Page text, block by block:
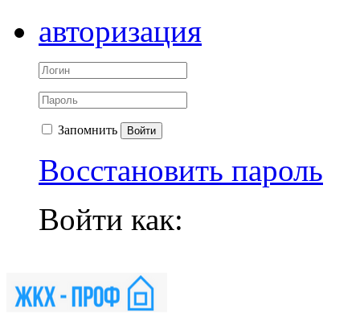
авторизация
Запомнить Войти
Восстановить пароль
Войти как: